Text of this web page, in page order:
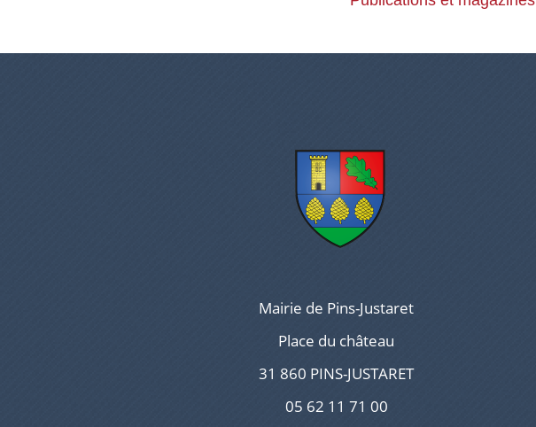
Mairie de Pins-Justaret
Place du château
31 860 PINS-JUSTARET
05 62 11 71 00